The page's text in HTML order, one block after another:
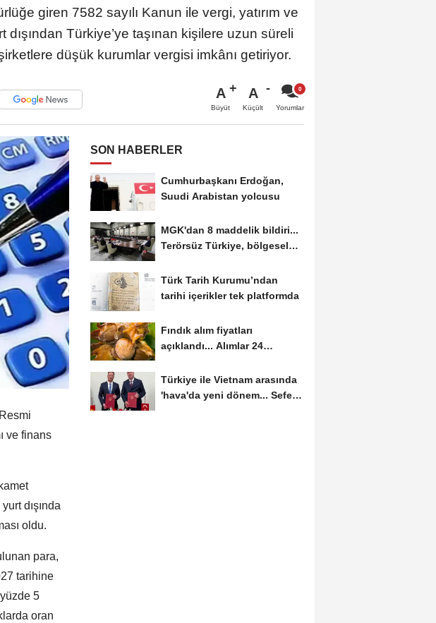
giren 7582 sayılı Kanun ile vergi, yatırım ve
Türkiye’ye taşınan kişilere uzun süreli
düşük kurumlar vergisi imkânı getiriyor.
A
Büyüt
A
Küçült Yorumlar
ve finans
dışında
oldu.
para,
tarihine
5
oran
SON HABERLER
Cumhurbaşkanı Erdoğan,
Suudi Arabistan yolcusu
MGK'dan 8 maddelik bildiri...
Terörsüz Türkiye, bölgesel
Türk Tarih Kurumu’ndan
tarihi içerikler tek platformda
Fındık alım fiyatları
açıklandı... Alımlar 24
Türkiye ile Vietnam arasında
'hava'da yeni dönem... Sefer